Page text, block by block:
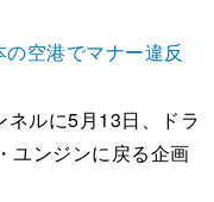
の空港でマナー違反
ネルに5月13日、ドラ
ユンジンに戻る企画